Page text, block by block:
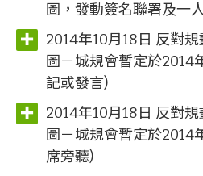
圖，發動簽名聯署及一
2014年10月18日 反對
圖－城規會暫定於2014
記或發言)
2014年10月18日 反對
圖－城規會暫定於2014
席旁聽)